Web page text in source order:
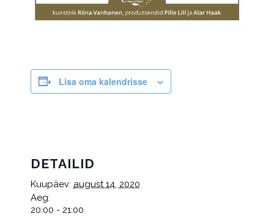
Lisa oma kalendrisse
DETAILID
Kuupäev: august 14, 2020
Aeg:
20:00 - 21:00